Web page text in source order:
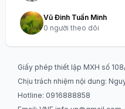
Vũ Đình Tuấn Minh
0 người theo dõi
Giấy phép thiết lập MXH số
Chịu trách nhiệm nội dung:
Hotline: 0916888858